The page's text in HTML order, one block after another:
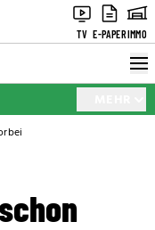
TV E-PAPERIMMO